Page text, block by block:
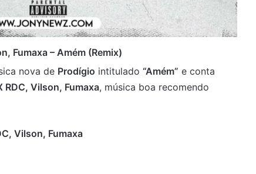
Fumaxa – Amém (Remix)
nova de Prodígio intitulado “Amém” e conta
RDC, Vilson, Fumaxa, música boa recomendo
Vilson, Fumaxa